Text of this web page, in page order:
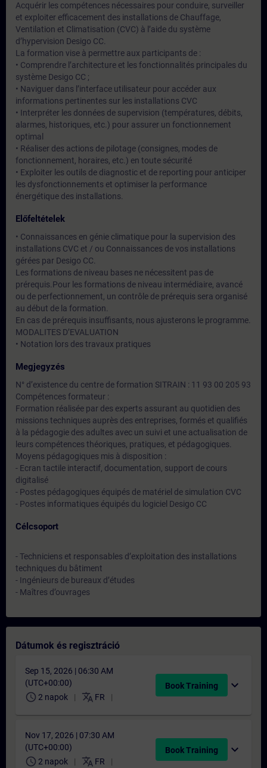
Acquérir les compétences nécessaires pour conduire, surveiller
et exploiter efficacement des installations de Chauffage,
Ventilation et Climatisation (CVC) à l’aide du système
d’hypervision Desigo CC.
La formation vise à permettre aux participants de :
• Comprendre l’architecture et les fonctionnalités principales du
système Desigo CC ;
• Naviguer dans l’interface utilisateur pour accéder aux
informations pertinentes sur les installations CVC
• Interpréter les données de supervision (températures, débits,
alarmes, historiques, etc.) pour assurer un fonctionnement
optimal
• Réaliser des actions de pilotage (consignes, modes de
fonctionnement, horaires, etc.) en toute sécurité
• Exploiter les outils de diagnostic et de reporting pour anticiper
les dysfonctionnements et optimiser la performance
énergétique des installations.
Előfeltételek
• Connaissances en génie climatique pour la supervision des
installations CVC et / ou Connaissances de vos installations
gérées par Desigo CC.
Les formations de niveau bases ne nécessitent pas de
prérequis.Pour les formations de niveau intermédiaire, avancé
ou de perfectionnement, un contrôle de prérequis sera organisé
au début de la formation.
En cas de prérequis insuffisants, nous ajusterons le programme.
MODALITES D’EVALUATION
• Notation lors des travaux pratiques
Megjegyzés
N° d’existence du centre de formation SITRAIN : 11 93 00 205 93
Compétences formateur :
Formation réalisée par des experts assurant au quotidien des
missions techniques auprès des entreprises, formés et qualifiés
à la pédagogie des adultes avec un suivi et une actualisation de
leurs compétences théoriques, pratiques, et pédagogiques.
Moyens pédagogiques mis à disposition :
- Ecran tactile interactif, documentation, support de cours
digitalisé
- Postes pédagogiques équipés de matériel de simulation CVC
- Postes informatiques équipés du logiciel Desigo CC
Célcsoport
- Techniciens et responsables d’exploitation des installations
techniques du bâtiment
- Ingénieurs de bureaux d’études
- Maîtres d’ouvrages
Dátumok és regisztráció
Sep 15, 2026 | 06:30 AM
(UTC+00:00)
schedule 2 napok translate FR
Book Training expand_more
Nov 17, 2026 | 07:30 AM
(UTC+00:00)
schedule 2 napok translate FR
Book Training expand_more